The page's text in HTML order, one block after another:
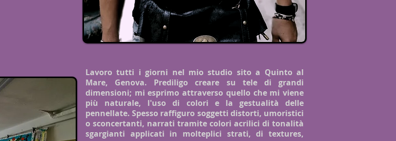
Lavoro tutti i giorni nel mio studio sito a Quinto al
Mare, Genova. Prediligo creare su tele di grandi
dimensioni; mi esprimo attraverso quello che mi viene
più naturale, l'uso di colori e la gestualità delle
pennellate. Spesso raffiguro soggetti distorti, umoristici
o sconcertanti, narrati tramite colori acrilici di tonalità
sgargianti applicati in molteplici strati, di textures,